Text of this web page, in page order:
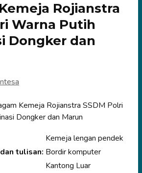
Rojianstra
Warna Putih
Dongker dan
Kemeja Rojianstra SSDM Polri
Dongker dan Marun
Kemeja lengan pendek
tulisan: Bordir komputer
Kantong Luar